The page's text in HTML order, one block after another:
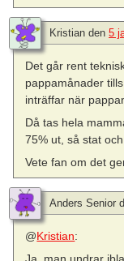
Kristian den 5
Det går rent
pappamånader
inträffar när
Då tas hela
75% ut, så stat
Vete fan om det
Anders Senior
@Kristian:
Ja, man undrar